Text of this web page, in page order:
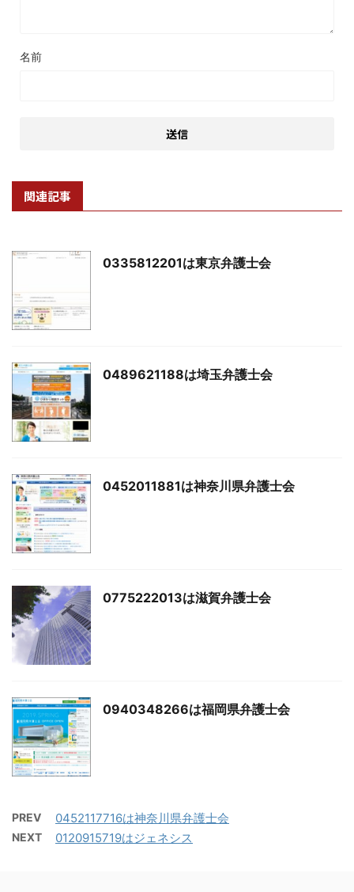
名前
関連記事
0335812201は東京弁護士会
0489621188は埼玉弁護士会
0452011881は神奈川県弁護士会
0775222013は滋賀弁護士会
0940348266は福岡県弁護士会
PREV 0452117716は神奈川県弁護士会
NEXT 0120915719はジェネシス